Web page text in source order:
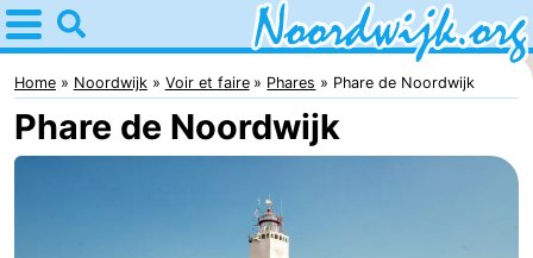
Home
Noordwijk
Astuces
Home Noordwijk Voir et faire Phares Phare de Noordwijk
Phare de Noordwijk